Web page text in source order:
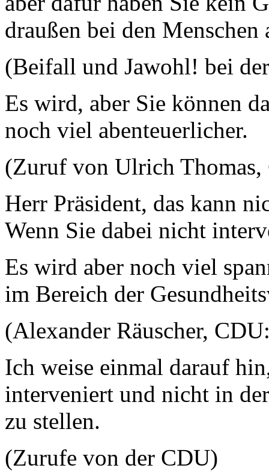
draußen bei den
(Beifall und Jawohl! bei
Es wird, aber Sie können
noch viel abenteuerlicher.
(Zuruf von Ulrich
Herr Präsident, das kann
Wenn Sie dabei nicht
Es wird aber noch viel
im Bereich der
(Alexander Räuscher,
Ich weise einmal darauf
interveniert und nicht in
zu stellen.
(Zurufe von der CDU)